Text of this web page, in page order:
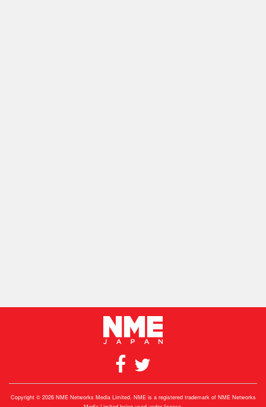
Copyright © 2026 NME Networks Media Limited. NME is a registered trademark of NME Networks